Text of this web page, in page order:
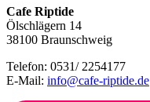
Cafe Riptide
Ölschlägern 14
38100 Braunschweig
Telefon: 0531/ 2254177
E-Mail: info@cafe-riptide.de